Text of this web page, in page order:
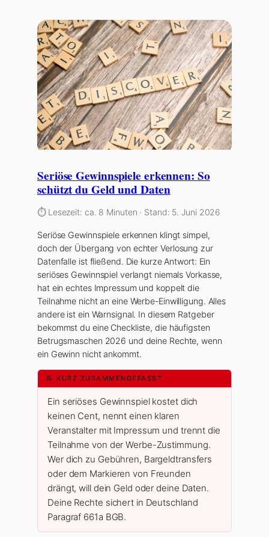
Seriöse Gewinnspiele erkennen: So
schützt du Geld und Daten
⏱️ Lesezeit: ca. 8 Minuten · Stand: 5. Juni 2026
Seriöse Gewinnspiele erkennen klingt simpel,
doch der Übergang von echter Verlosung zur
Datenfalle ist fließend. Die kurze Antwort: Ein
seriöses Gewinnspiel verlangt niemals Vorkasse,
hat ein echtes Impressum und koppelt die
Teilnahme nicht an eine Werbe-Einwilligung. Alles
andere ist ein Warnsignal. In diesem Ratgeber
bekommst du eine Checkliste, die häufigsten
Betrugsmaschen 2026 und deine Rechte, wenn
ein Gewinn nicht ankommt.
📝 KURZ ZUSAMMENGEFASST
Ein seriöses Gewinnspiel kostet dich
keinen Cent, nennt einen klaren
Veranstalter mit Impressum und trennt die
Teilnahme von der Werbe-Zustimmung.
Wer dich zu Gebühren, Bargeldtransfers
oder dem Markieren von Freunden
drängt, will dein Geld oder deine Daten.
Deine Rechte sichert in Deutschland
Paragraf 661a BGB.